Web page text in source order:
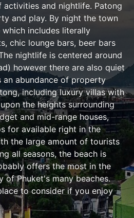
and nightlife. Patong
and play. By night the town
includes literally
chic lounge bars, beer bars
nightlife is centered around
however there are also quiet
abundance of property
including luxury villas with
the heights surrounding
and mid-range houses,
for available right in the
the large amount of tourists
all seasons, the beach is
offers the most in the
Phuket's many beaches.
to consider if you enjoy